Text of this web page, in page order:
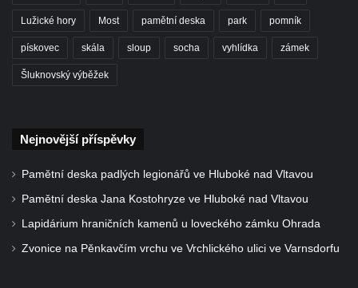
Lužické hory Most pamětní deska park pomník
pískovec skála sloup socha vyhlídka zámek
Šluknovský výběžek
Nejnovější příspěvky
Pamětní deska padlých legionářů ve Hluboké nad Vltavou
Pamětní deska Jana Kostohryze ve Hluboké nad Vltavou
Lapidárium hraničních kamenů u loveckého zámku Ohrada
Zvonice na Pěnkavčím vrchu ve Vrchlického ulici ve Varnsdorfu